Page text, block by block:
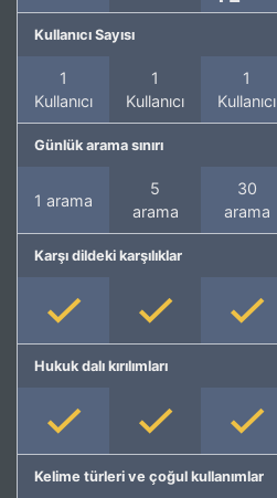
Kullanıcı Sayısı
1
Kullanıcı
1
Kullanıcı
1
Kullanıcı
Günlük arama sınırı
1 arama
5
arama
30
arama
Karşı dildeki karşılıklar
Hukuk dalı kırılımları
Kelime türleri ve çoğul kullanımlar